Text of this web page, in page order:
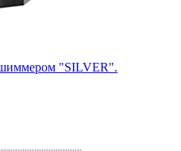
"SILVER".